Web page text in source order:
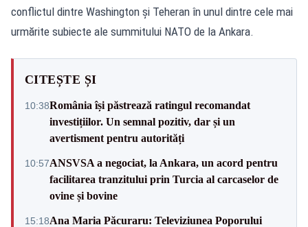
conflictul dintre Washington și Teheran în unul dintre cele mai
urmărite subiecte ale summitului NATO de la Ankara.
CITEȘTE ȘI
10:38România își păstrează ratingul recomandat
investițiilor. Un semnal pozitiv, dar și un
avertisment pentru autorități
10:57ANSVSA a negociat, la Ankara, un acord pentru
facilitarea tranzitului prin Turcia al carcaselor de
ovine și bovine
15:18Ana Maria Păcuraru: Televiziunea Poporului